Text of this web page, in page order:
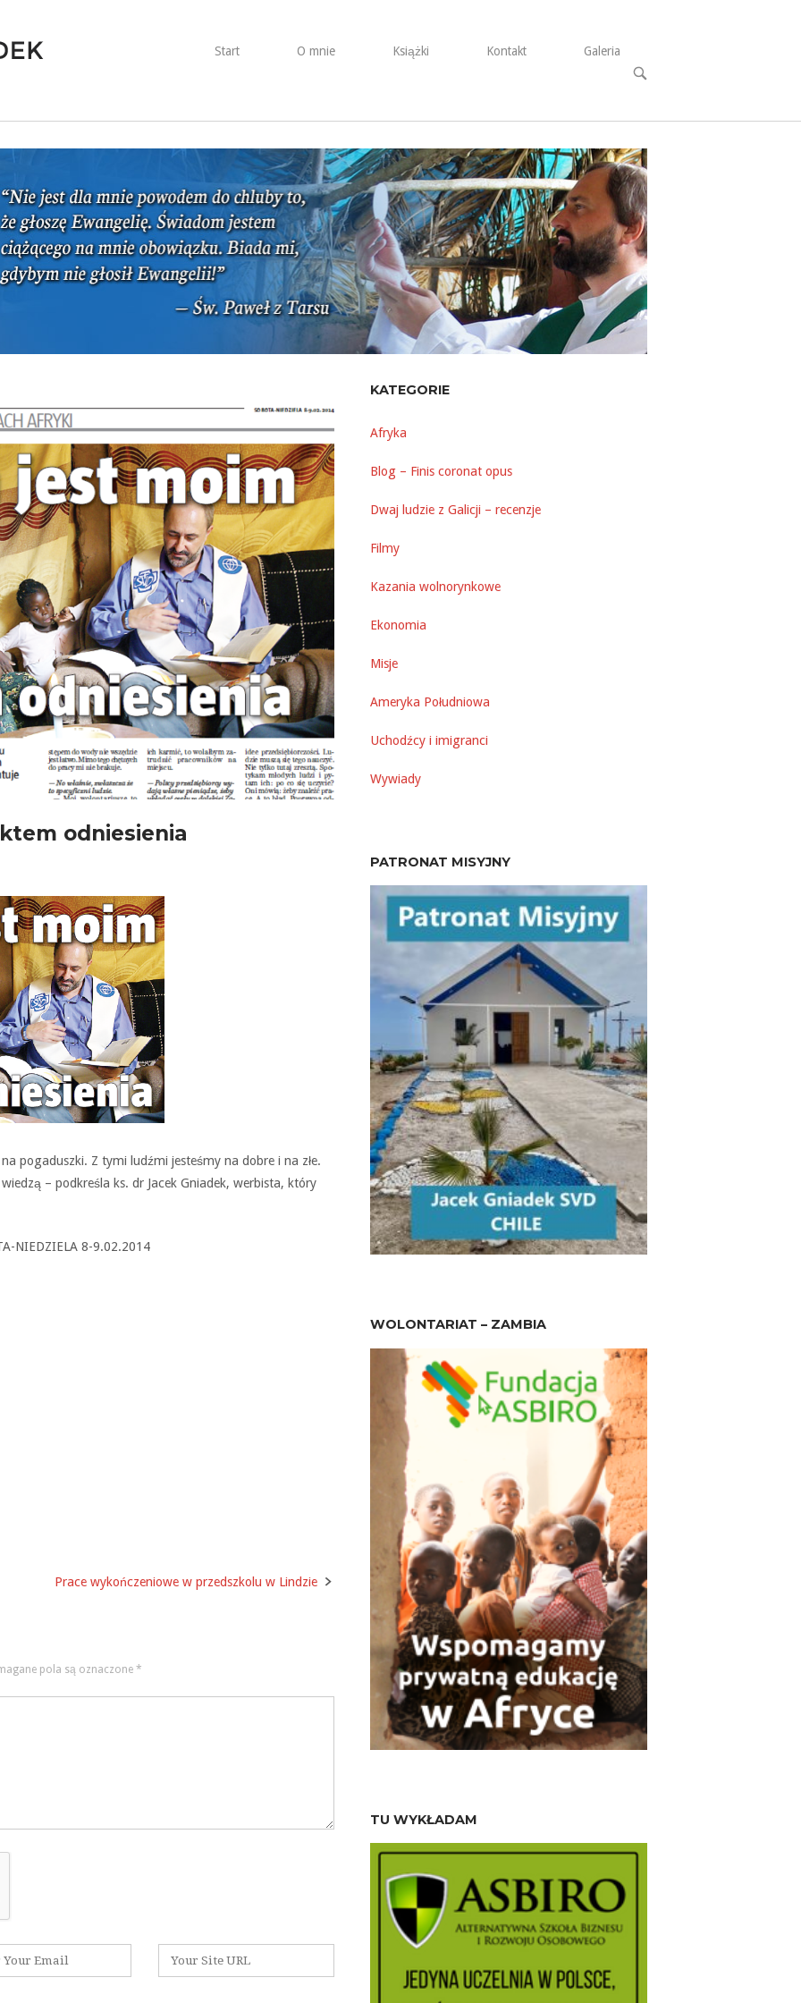
Start
O mnie Książki Kontakt
Galeria
Open
odniesienia
pogaduszki. Z tymi ludźmi jesteśmy na dobre i na złe.
– podkreśla ks. dr Jacek Gniadek, werbista, który
NIEDZIELA 8-9.02.2014
Prace wykończeniowe w przedszkolu w Lindzie
pola są oznaczone *
Witryna
internetowa
KATEGORIE
Afryka
Blog – Finis coronat opus
Dwaj ludzie z Galicji – recenzje
Filmy
Kazania wolnorynkowe
Ekonomia
Misje
Ameryka Południowa
Uchodźcy i imigranci
Wywiady
PATRONAT MISYJNY
WOLONTARIAT – ZAMBIA
TU WYKŁADAM